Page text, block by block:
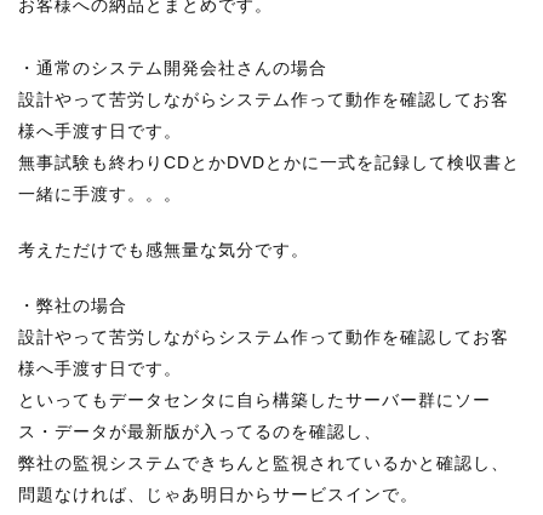
お客様への納品とまとめです。
・通常のシステム開発会社さんの場合
設計やって苦労しながらシステム作って動作を確認してお客
様へ手渡す日です。
無事試験も終わりCDとかDVDとかに一式を記録して検収書と
一緒に手渡す。。。
考えただけでも感無量な気分です。
・弊社の場合
設計やって苦労しながらシステム作って動作を確認してお客
様へ手渡す日です。
といってもデータセンタに自ら構築したサーバー群にソー
ス・データが最新版が入ってるのを確認し、
弊社の監視システムできちんと監視されているかと確認し、
問題なければ、じゃあ明日からサービスインで。